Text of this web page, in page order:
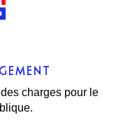
charges pour le